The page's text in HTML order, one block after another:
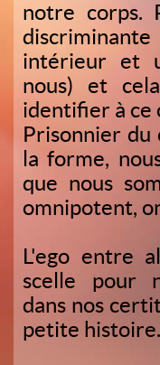
notre corps.
intérieur et
nous) et
identifier à ce
Prisonnier du
la forme,
que nous
omnipotent,
L'ego entre
scelle pour
dans nos
petite histoire.